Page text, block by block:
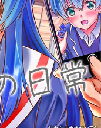
社
に入り